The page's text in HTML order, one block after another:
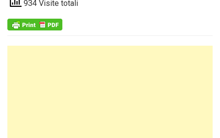
934 Visite totali